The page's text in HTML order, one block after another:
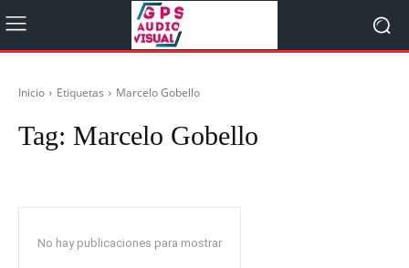
Inicio Etiquetas Marcelo Gobello
Tag: Marcelo Gobello
No hay publicaciones para mostrar